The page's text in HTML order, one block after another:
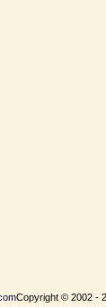
Copyright © 2002 -